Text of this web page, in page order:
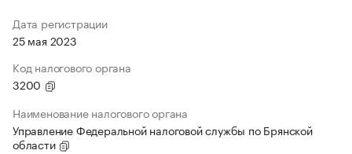
Дата регистрации
25 мая 2023
Код налогового органа
3200
Наименование налогового органа
Управление Федеральной налоговой службы по Брянской
области